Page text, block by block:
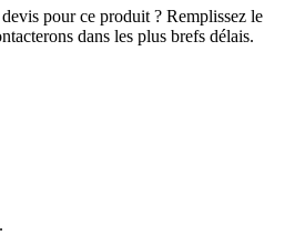
pour ce produit ? Remplissez le
dans les plus brefs délais.